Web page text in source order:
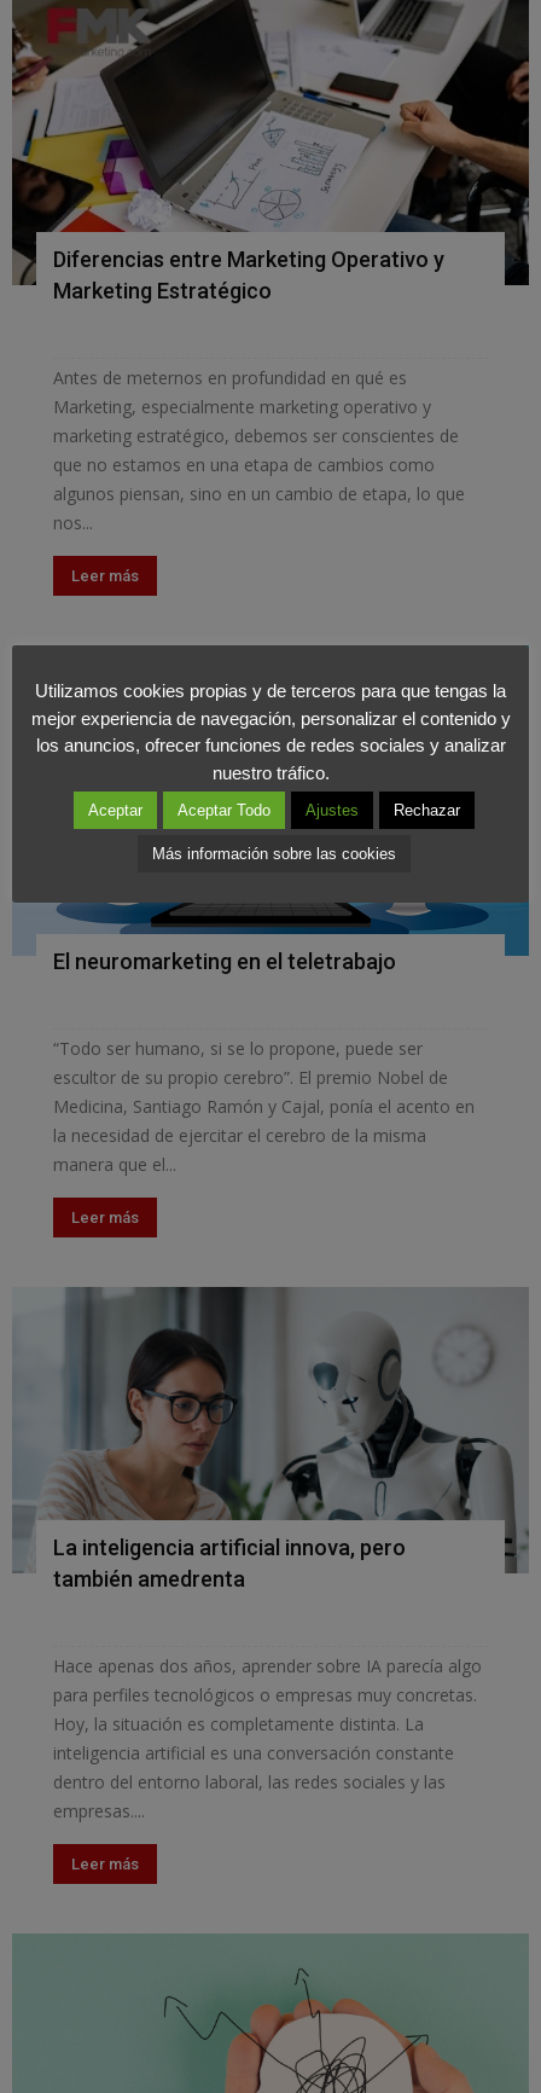
Diferencias entre Marketing Operativo y
Marketing Estratégico
Antes de meternos en profundidad en qué es
Marketing, especialmente marketing operativo y
marketing estratégico, debemos ser conscientes de
que no estamos en una etapa de cambios como
algunos piensan, sino en un cambio de etapa, lo que
nos...
Leer más
El neuromarketing en el teletrabajo
“Todo ser humano, si se lo propone, puede ser
escultor de su propio cerebro”. El premio Nobel de
Medicina, Santiago Ramón y Cajal, ponía el acento en
la necesidad de ejercitar el cerebro de la misma
manera que el...
Leer más
La inteligencia artificial innova, pero
también amedrenta
Hace apenas dos años, aprender sobre IA parecía algo
para perfiles tecnológicos o empresas muy concretas.
Hoy, la situación es completamente distinta. La
inteligencia artificial es una conversación constante
dentro del entorno laboral, las redes sociales y las
empresas....
Leer más
Utilizamos cookies propias y de terceros para que tengas la
mejor experiencia de navegación, personalizar el contenido y
los anuncios, ofrecer funciones de redes sociales y analizar
nuestro tráfico.
Aceptar Aceptar Todo Ajustes Rechazar
Más información sobre las cookies